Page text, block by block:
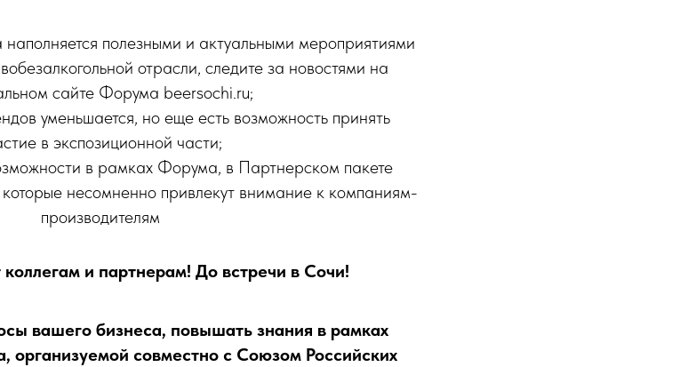
полезными и актуальными мероприятиями
отрасли, следите за новостями на
сайте Форума beersochi.ru;
уменьшается, но еще есть возможность принять
в экспозиционной части;
в рамках Форума, в Партнерском пакете
которые несомненно привлекут внимание к компаниям-
производителям
и партнерам! До встречи в Сочи!
вашего бизнеса, повышать знания в рамках
совместно с Союзом Российских